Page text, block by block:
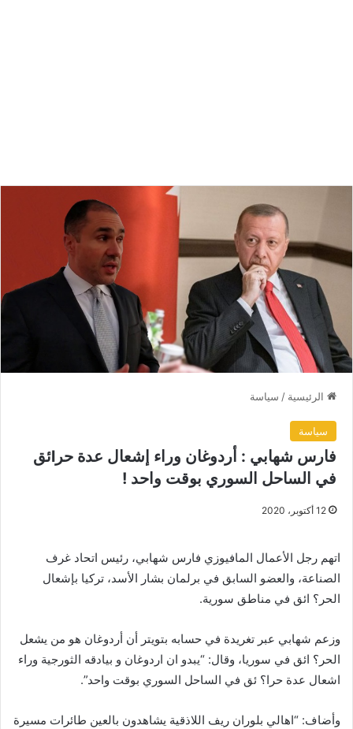
الرئيسية / سياسة
سياسة
فارس شهابي : أردوغان وراء إشعال عدة حرlئق
في الساحل السوري بوقت واحد !
12 أكتوبر، 2020
اتهم رجل الأعمال المافيوزي فارس شهابي، رئيس اتحاد غرف
الصناعة، والعضو السابق في برلمان بشار الأسد، تركيا بإشعال
الحر؟ ائق في مناطق سورية.
وزعم شهابي عبر تغريدة في حسابه بتويتر أن أردوغان هو من يشعل
الحر؟ ائق في سوريا، وقال: “يبدو ان اردوغان و بيادقه الثورجية وراء
اشعال عدة حرا؟ ئق في الساحل السوري بوقت واحد”.
وأضاف: “اهالي بلوران ريف اللاذقية يشاهدون بالعين طائرات مسيرة